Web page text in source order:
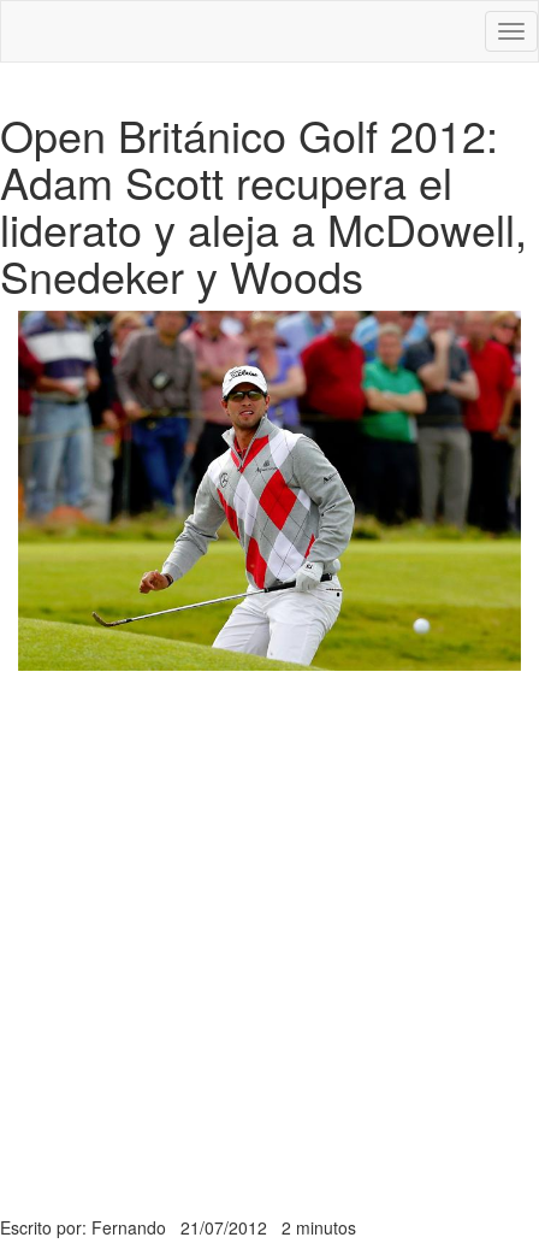
Open Británico Golf 2012:
Adam Scott recupera el
liderato y aleja a McDowell,
Snedeker y Woods
Escrito por: Fernando 21/07/2012 2 minutos